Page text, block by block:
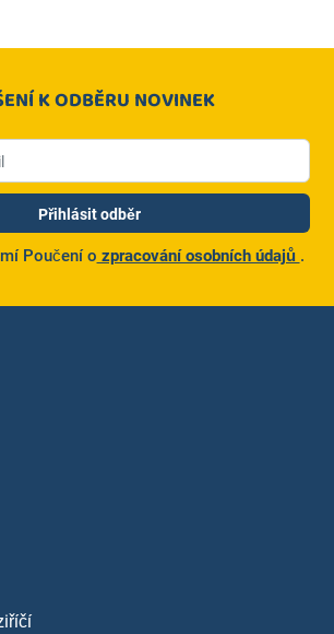
K ODBĚRU NOVINEK
(PONECHTE PRÁZDNÉ)
Přihlásit odběr
Poučení o zpracování osobních údajů .